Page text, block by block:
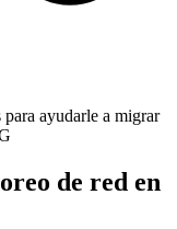
ayudarle a migrar
de red en